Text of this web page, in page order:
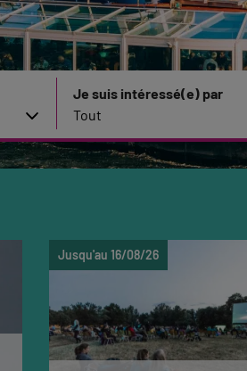
Je suis intéressé(e) par
Jusqu'au 16/08/26